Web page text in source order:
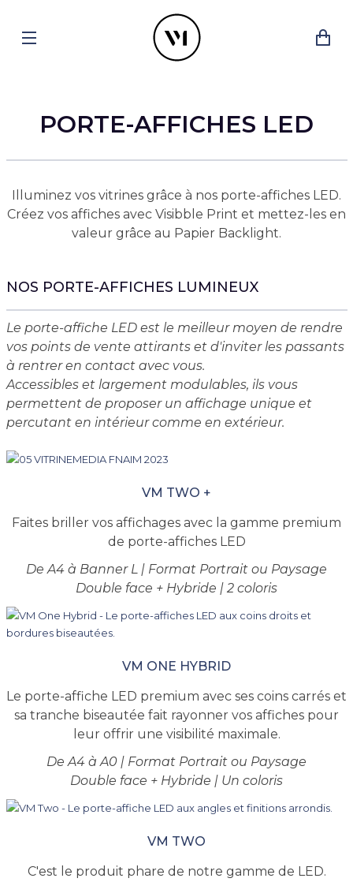
PORTE-AFFICHES LED
Illuminez vos vitrines grâce à nos porte-affiches LED.
Créez vos affiches avec Visibble Print et mettez-les en
valeur grâce au Papier Backlight.
NOS PORTE-AFFICHES LUMINEUX
Le porte-affiche LED est le meilleur moyen de rendre
vos points de vente attirants et d'inviter les passants
à rentrer en contact avec vous.
Accessibles et largement modulables, ils vous
permettent de proposer un affichage unique et
percutant en intérieur comme en extérieur.
VM TWO +
Faites briller vos affichages avec la gamme premium
de porte-affiches LED
De A4 à Banner L | Format Portrait ou Paysage
Double face + Hybride | 2 coloris
VM ONE HYBRID
Le porte-affiche LED premium avec ses coins carrés et
sa tranche biseautée fait rayonner vos affiches pour
leur offrir une visibilité maximale.
De A4 à A0 | Format Portrait ou Paysage
Double face + Hybride | Un coloris
VM TWO
C'est le produit phare de notre gamme de LED.